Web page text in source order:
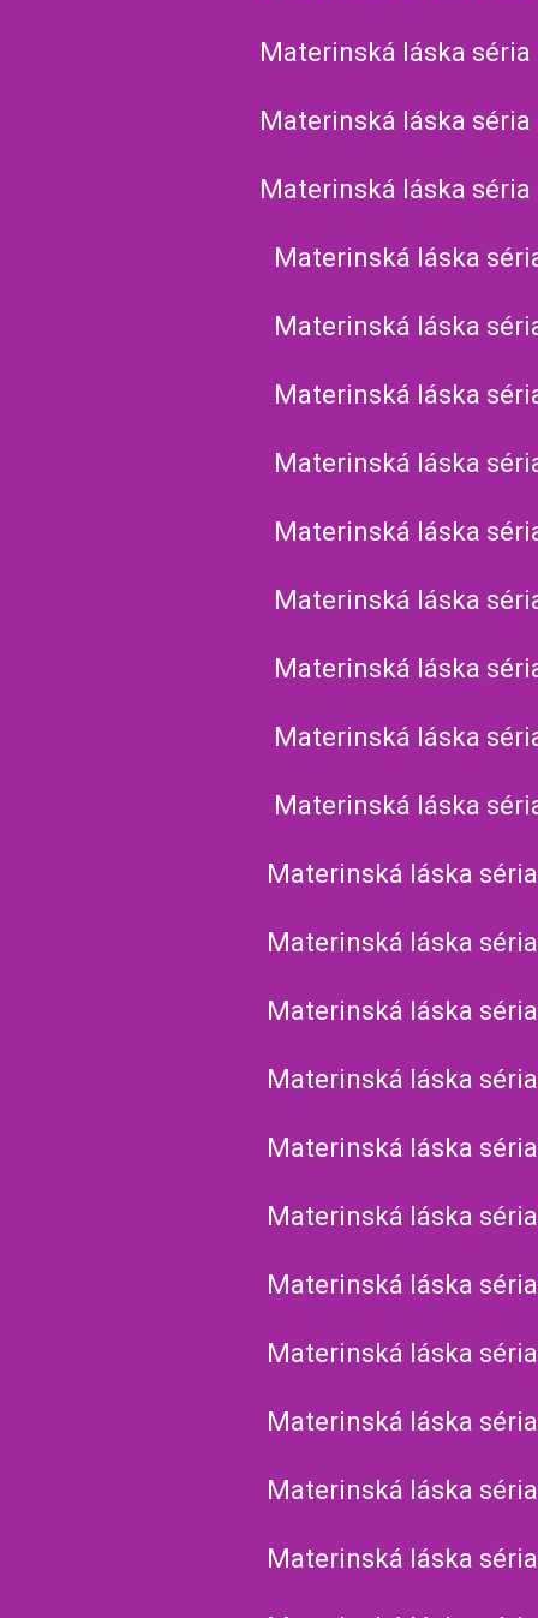
Materinská láska séria
Materinská láska séria
Materinská láska séria
Materinská láska
Materinská láska
Materinská láska
Materinská láska
Materinská láska
Materinská láska
Materinská láska
Materinská láska
Materinská láska
Materinská láska
Materinská láska
Materinská láska
Materinská láska
Materinská láska
Materinská láska
Materinská láska
Materinská láska
Materinská láska
Materinská láska
Materinská láska